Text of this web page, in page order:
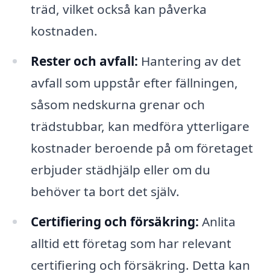
träd, vilket också kan påverka
kostnaden.
Rester och avfall: Hantering av det
avfall som uppstår efter fällningen,
såsom nedskurna grenar och
trädstubbar, kan medföra ytterligare
kostnader beroende på om företaget
erbjuder städhjälp eller om du
behöver ta bort det själv.
Certifiering och försäkring: Anlita
alltid ett företag som har relevant
certifiering och försäkring. Detta kan